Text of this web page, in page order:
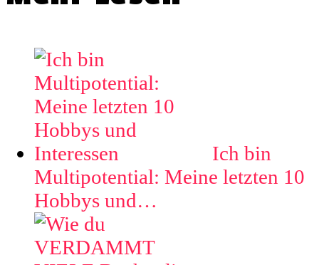
Ich bin
Multipotential: Meine letzten 10
Hobbys und…